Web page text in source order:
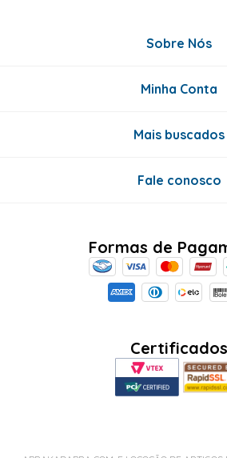
Sobre Nós
Minha Conta
Mais buscados
Fale conosco
Formas de
Certificados